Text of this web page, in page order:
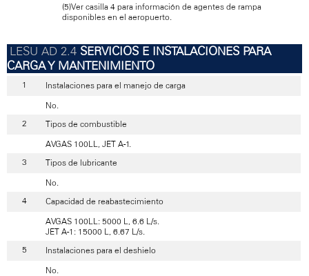
(5)Ver casilla 4 para información de agentes de rampa
disponibles en el aeropuerto.
SERVICIOS E INSTALACIONES PARA
CARGA Y MANTENIMIENTO
Instalaciones para el manejo de carga
No.
Tipos de combustible
AVGAS 100LL, JET A-1.
Tipos de lubricante
No.
Capacidad de reabastecimiento
AVGAS 100LL: 5000 L, 6.6 L/s.
JET A-1: 15000 L, 6.67 L/s.
Instalaciones para el deshielo
No.